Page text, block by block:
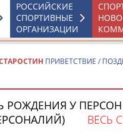
РОССИЙСКИЕ
СПОРТИВНЫЕ
ОРГАНИЗАЦИИ
ПРИВЕТСТВИЕ /
РОЖДЕНИЯ У
ВЕСЬ